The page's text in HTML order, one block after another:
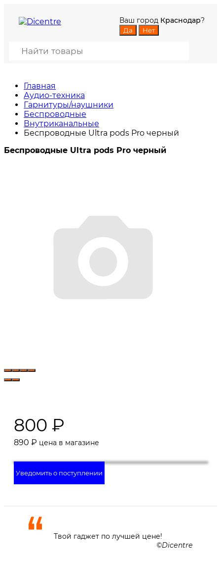
Ваш город Краснодар?
Главная
Аудио-техника
Гарнитуры/наушники
Беспроводные
Внутриканальные
Беспроводные Ultra pods Pro черный
Беспроводные Ultra pods Pro черный
800 ₽
890 ₽ цена в магазине
Уведомить о поступлении
Твой гаджет по лучшей цене!
Dicentre